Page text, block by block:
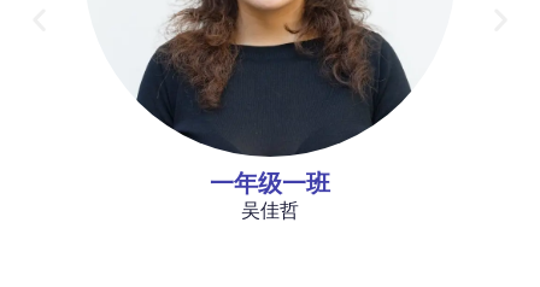
一年级一班
吴佳哲